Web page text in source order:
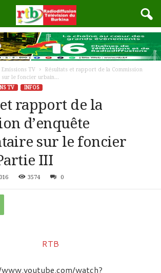
Emissions TV
Résultats et rapport de la Commission
sur le foncier urbain...
TV INFOS
rapport de la
d’enquête
sur le foncier
III
3574 0
watch?